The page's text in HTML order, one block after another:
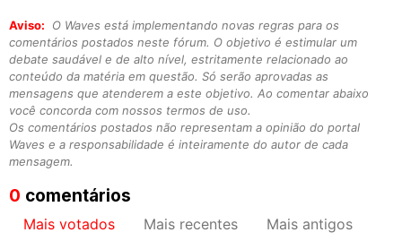
Aviso:
O Waves está implementando novas regras para os
comentários postados neste fórum. O objetivo é estimular um
debate saudável e de alto nível, estritamente relacionado ao
conteúdo da matéria em questão. Só serão aprovadas as
mensagens que atenderem a este objetivo. Ao comentar abaixo
você concorda com nossos termos de uso.
Os comentários postados não representam a opinião do portal
Waves e a responsabilidade é inteiramente do autor de cada
mensagem.
0 comentários
Mais votados Mais recentes Mais antigos